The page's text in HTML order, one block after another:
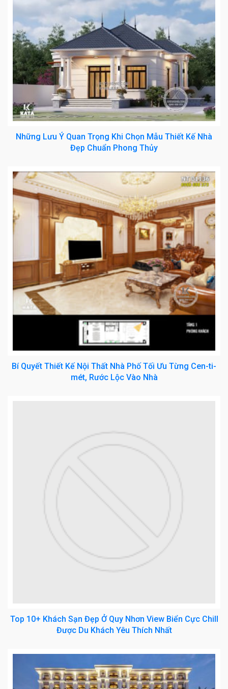
Những Lưu Ý Quan Trọng Khi Chọn Mẫu Thiết Kế Nhà
Đẹp Chuẩn Phong Thủy
Bí Quyết Thiết Kế Nội Thất Nhà Phố Tối Ưu Từng Cen-ti-
mét, Rước Lộc Vào Nhà
Top 10+ Khách Sạn Đẹp Ở Quy Nhơn View Biển Cực Chill
Được Du Khách Yêu Thích Nhất